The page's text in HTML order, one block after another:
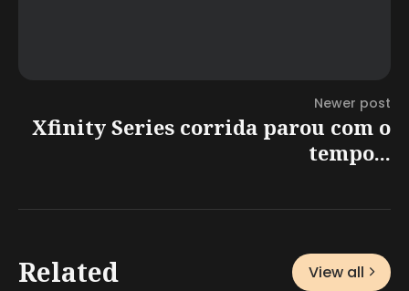
Newer post
Xfinity Series corrida parou com o
tempo...
Related View all